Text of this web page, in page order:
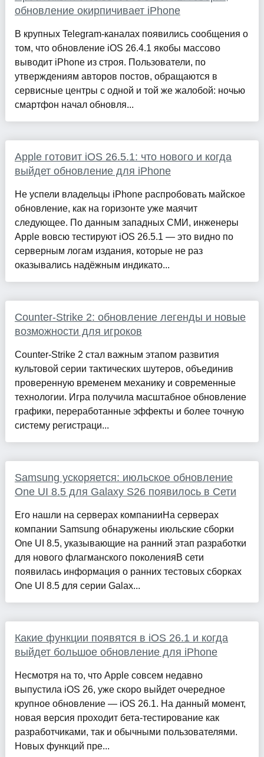
обновление окирпичивает iPhone
В крупных Telegram-каналах появились сообщения о
том, что обновление iOS 26.4.1 якобы массово
выводит iPhone из строя. Пользователи, по
утверждениям авторов постов, обращаются в
сервисные центры с одной и той же жалобой: ночью
смартфон начал обновля...
Apple готовит iOS 26.5.1: что нового и когда
выйдет обновление для iPhone
Не успели владельцы iPhone распробовать майское
обновление, как на горизонте уже маячит
следующее. По данным западных СМИ, инженеры
Apple вовсю тестируют iOS 26.5.1 — это видно по
серверным логам издания, которые не раз
оказывались надёжным индикато...
Counter-Strike 2: обновление легенды и новые
возможности для игроков
Counter-Strike 2 стал важным этапом развития
культовой серии тактических шутеров, объединив
проверенную временем механику и современные
технологии. Игра получила масштабное обновление
графики, переработанные эффекты и более точную
систему регистраци...
Samsung ускоряется: июльское обновление
One UI 8.5 для Galaxy S26 появилось в Сети
Его нашли на серверах компанииНа серверах
компании Samsung обнаружены июльские сборки
One UI 8.5, указывающие на ранний этап разработки
для нового флагманского поколенияВ сети
появилась информация о ранних тестовых сборках
One UI 8.5 для серии Galax...
Какие функции появятся в iOS 26.1 и когда
выйдет большое обновление для iPhone
Несмотря на то, что Apple совсем недавно
выпустила iOS 26, уже скоро выйдет очередное
крупное обновление — iOS 26.1. На данный момент,
новая версия проходит бета-тестирование как
разработчиками, так и обычными пользователями.
Новых функций пре...